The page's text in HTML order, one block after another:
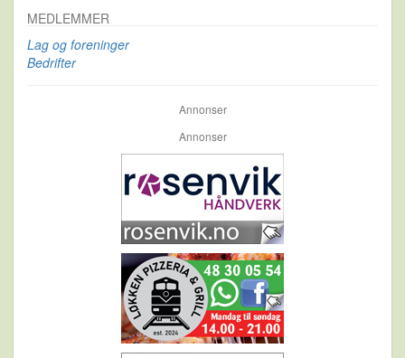
MEDLEMMER
Lag og foreninger
Bedrifter
Annonser
Annonser